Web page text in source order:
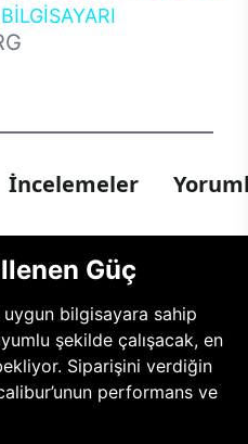
İncelemeler
Güç
bilgisayara sahip
şekilde çalışacak, en
Siparişini verdiğin
performans ve